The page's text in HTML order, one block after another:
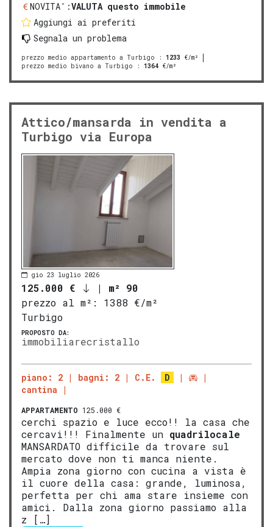
NOVITA':VALUTA questo immobile
Aggiungi ai preferiti
Segnala un problema
prezzo medio appartamento a Turbigo : 1233 €/m²
prezzo medio bivano a Turbigo : 1364 €/m²
Attico/mansarda in vendita a
Turbigo via Europa
gio 23 luglio 2026
125.000 € | m² 90
prezzo al m²:
1388 €/m²
Turbigo
PROPOSTO DA:
immobiliarecristallo
piano: 2 bagni: 2 C.E.
D
cantina
APPARTAMENTO 125.000 €
cerchi spazio e luce ecco!! la casa che
cercavi!!! Finalmente un quadrilocale
MANSARDATO difficile da trovare sul
mercato dove non ti manca niente.
Ampia zona giorno con cucina a vista è
il cuore della casa: grande, luminosa,
perfetta per chi ama stare insieme con
amici. Dalla zona giorno passiamo alla
z […]